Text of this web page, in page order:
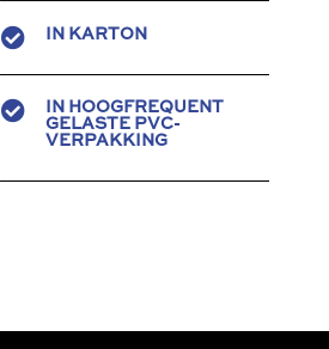
 IN KARTON

IN HOOGFREQUENT
GELASTE PVC-
VERPAKKING